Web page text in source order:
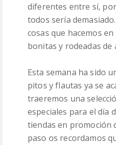
diferentes entre sí,
todos sería
cosas que hacemos
bonitas y rodeadas de
Esta semana ha sido
pitos y flautas ya se
traeremos una
especiales para el día
tiendas en promoción
paso os recordamos